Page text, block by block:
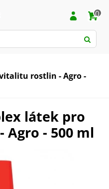
0
rostlin - Agro -
látek pro
- 500 ml